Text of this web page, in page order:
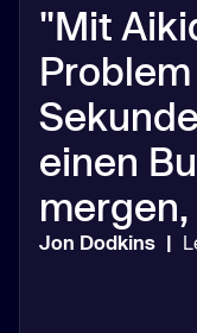
"Mit
einen
Jon Dodkins |